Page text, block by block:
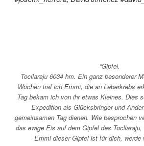
“Gipfel.
Tocllaraju 6034 hm. Ein ganz besonderer
Wochen traf ich Emmi, die an Leberkrebs
Tag bekam ich von ihr etwas Kleines. Dies
Expedition als Glücksbringer und
gemeinsamen Tag dienen. Wie besprochen
das ewige Eis auf dem Gipfel des
Emmi dieser Gipfel ist für dich, werde